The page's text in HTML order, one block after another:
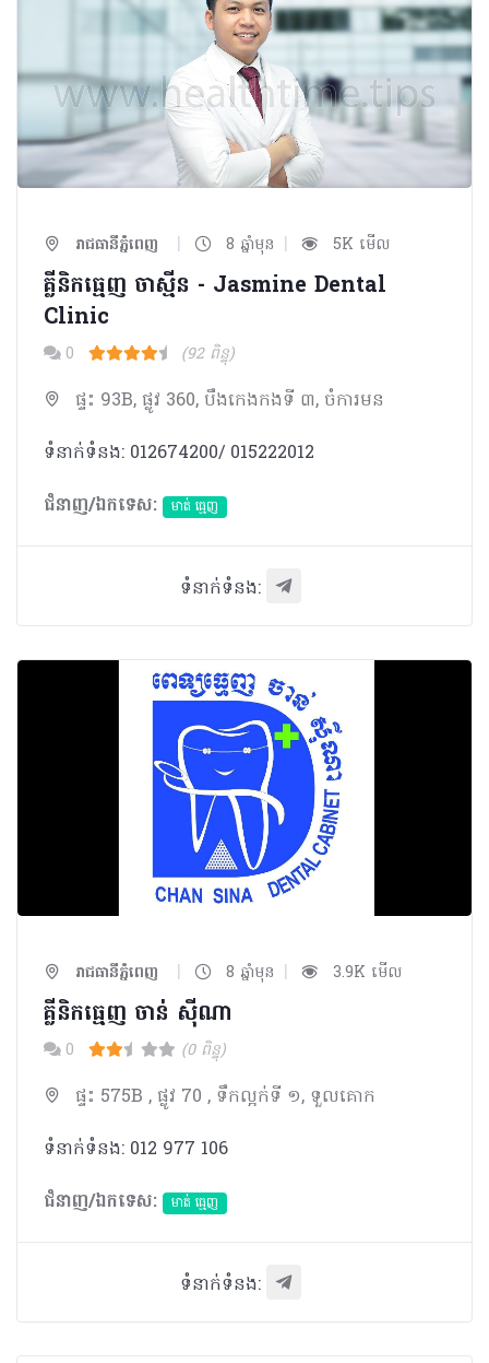
រាជធានីភ្នំពេញ | 8 ឆ្នាំមុន | 5K មើល
គ្លីនិកធ្មេញ ចាស្មីន - Jasmine Dental
Clinic
0 (92 ពិន្ទុ)
ផ្ទះ 93B, ផ្លូវ 360, បឹងកេងកងទី ៣, ចំការមន
ទំនាក់ទំនង: 012674200/ 015222012
ជំនាញ/ឯកទេស:
មាត់ ធ្មេញ
ទំនាក់ទំនង:
រាជធានីភ្នំពេញ | 8 ឆ្នាំមុន | 3.9K មើល
គ្លីនិកធ្មេញ ចាន់ ស៊ីណា​
0 (0 ពិន្ទុ)
ផ្ទះ 575B , ផ្លូវ 70 , ទឹកល្អក់ទី ១, ទួលគោក
ទំនាក់ទំនង: 012 977 106
ជំនាញ/ឯកទេស:
មាត់ ធ្មេញ
ទំនាក់ទំនង: